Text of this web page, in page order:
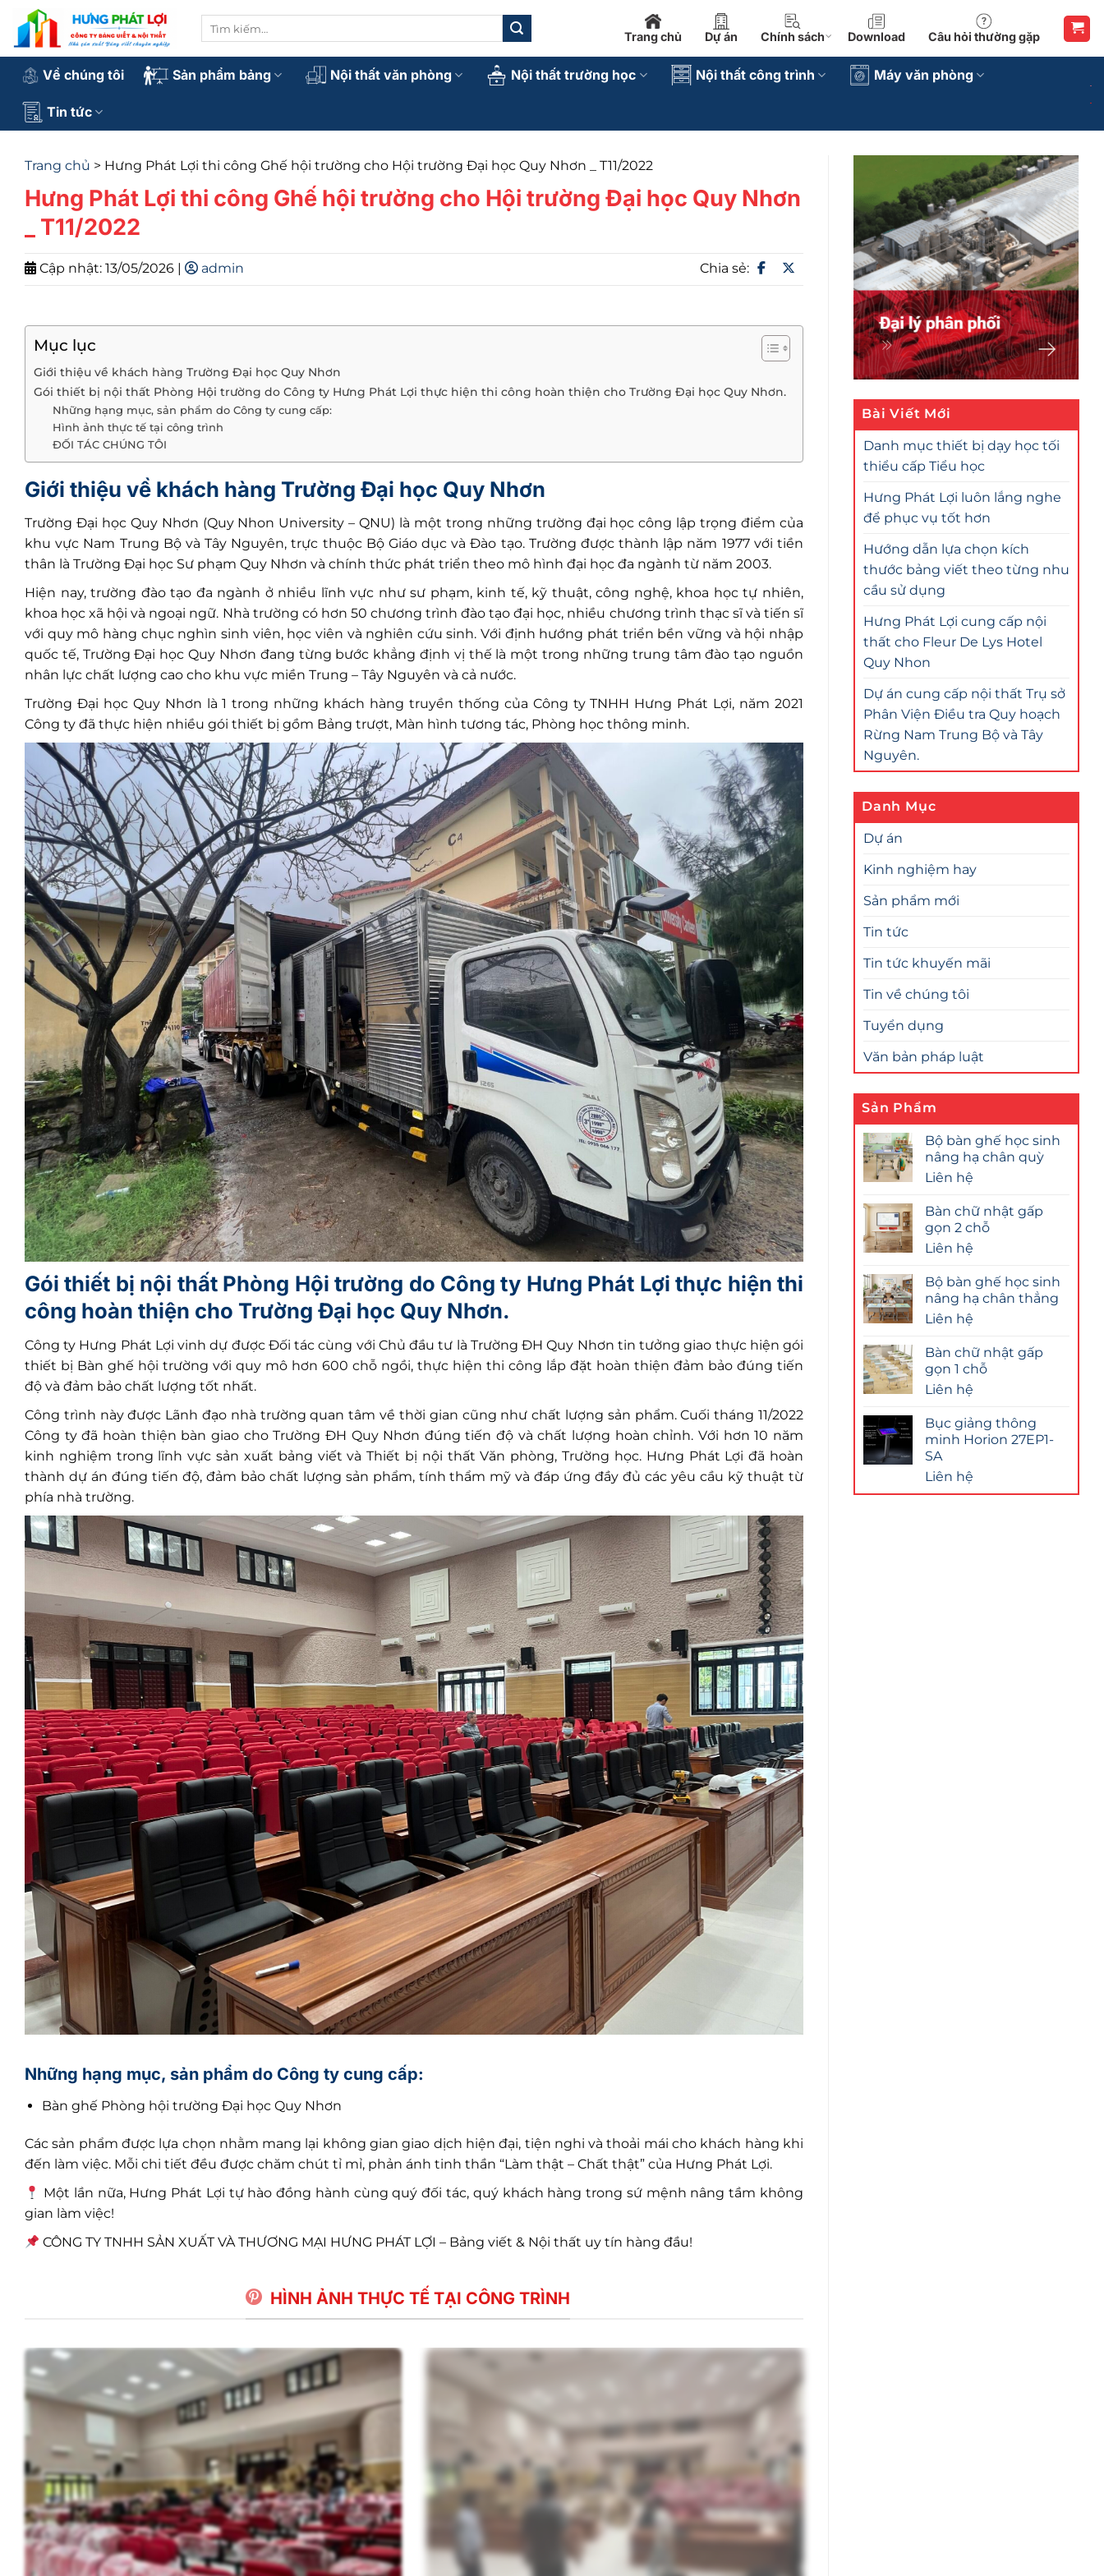
qua
nội
dung
Trang chủ Dự án Chính sách Download Câu hỏi thường gặp
Về chúng tôi Sản phẩm bảng Nội thất văn phòng Nội thất trường học Nội thất công trình Máy văn phòng
Tin tức
Trang chủ > Hưng Phát Lợi thi công Ghế hội trường cho Hội trường Đại học Quy Nhơn _ T11/2022
Hưng Phát Lợi thi công Ghế hội trường cho Hội trường Đại học Quy Nhơn
_ T11/2022
Cập nhật: 13/05/2026 | admin Chia sẻ:
Mục lục
Giới thiệu về khách hàng Trường Đại học Quy Nhơn
Gói thiết bị nội thất Phòng Hội trường do Công ty Hưng Phát Lợi thực hiện thi công hoàn thiện cho Trường Đại học Quy Nhơn.
Những hạng mục, sản phẩm do Công ty cung cấp:
Hình ảnh thực tế tại công trình
ĐỐI TÁC CHÚNG TÔI
Giới thiệu về khách hàng Trường Đại học Quy Nhơn
Trường Đại học Quy Nhơn (Quy Nhon University – QNU) là một trong những trường đại học công lập trọng điểm của
khu vực Nam Trung Bộ và Tây Nguyên, trực thuộc Bộ Giáo dục và Đào tạo. Trường được thành lập năm 1977 với tiền
thân là Trường Đại học Sư phạm Quy Nhơn và chính thức phát triển theo mô hình đại học đa ngành từ năm 2003.
Hiện nay, trường đào tạo đa ngành ở nhiều lĩnh vực như sư phạm, kinh tế, kỹ thuật, công nghệ, khoa học tự nhiên,
khoa học xã hội và ngoại ngữ. Nhà trường có hơn 50 chương trình đào tạo đại học, nhiều chương trình thạc sĩ và tiến sĩ
với quy mô hàng chục nghìn sinh viên, học viên và nghiên cứu sinh. Với định hướng phát triển bền vững và hội nhập
quốc tế, Trường Đại học Quy Nhơn đang từng bước khẳng định vị thế là một trong những trung tâm đào tạo nguồn
nhân lực chất lượng cao cho khu vực miền Trung – Tây Nguyên và cả nước.
Trường Đại học Quy Nhơn
là 1 trong những khách hàng truyền thống của Công ty TNHH Hưng Phát Lợi, năm 2021
Công ty đã thực hiện nhiều gói thiết bị gồm Bảng trượt, Màn hình tương tác, Phòng học thông minh.
Gói thiết bị nội thất Phòng Hội trường do Công ty Hưng Phát Lợi thực hiện thi
công hoàn thiện cho Trường Đại học Quy Nhơn.
Công ty Hưng Phát Lợi vinh dự được Đối tác cùng với Chủ đầu tư là Trường ĐH Quy Nhơn tin tưởng giao thực hiện gói
thiết bị Bàn ghế hội trường với quy mô hơn 600 chỗ ngồi, thực hiện thi công lắp đặt hoàn thiện đảm bảo đúng tiến
độ và đảm bảo chất lượng tốt nhất.
Công trình này được Lãnh đạo nhà trường quan tâm về thời gian cũng như chất lượng sản phẩm. Cuối tháng 11/2022
Công ty đã hoàn thiện bàn giao cho Trường ĐH Quy Nhơn đúng tiến độ và chất lượng hoàn chỉnh. Với hơn 10 năm
kinh nghiệm trong lĩnh vực sản xuất bảng viết và Thiết bị nội thất Văn phòng, Trường học. Hưng Phát Lợi đã hoàn
thành dự án đúng tiến độ, đảm bảo chất lượng sản phẩm, tính thẩm mỹ và đáp ứng đầy đủ các yêu cầu kỹ thuật từ
phía nhà trường.
Những hạng mục, sản phẩm do Công ty cung cấp:
Bàn ghế Phòng hội trường Đại học Quy Nhơn
Các sản phẩm được lựa chọn nhằm mang lại không gian giao dịch hiện đại, tiện nghi và thoải mái cho khách hàng khi
đến làm việc. Mỗi chi tiết đều được chăm chút tỉ mỉ, phản ánh tinh thần “Làm thật – Chất thật” của Hưng Phát Lợi.
Một lần nữa, Hưng Phát Lợi tự hào đồng hành cùng quý đối tác, quý khách hàng trong sứ mệnh nâng tầm không
gian làm việc!
CÔNG TY TNHH SẢN XUẤT VÀ THƯƠNG MẠI HƯNG PHÁT LỢI – Bảng viết & Nội thất uy tín hàng đầu!
HÌNH ẢNH THỰC TẾ TẠI CÔNG TRÌNH
Bài Viết Mới
Danh mục thiết bị dạy học tối
thiểu cấp Tiểu học
Hưng Phát Lợi luôn lắng nghe
để phục vụ tốt hơn
Hướng dẫn lựa chọn kích
thước bảng viết theo từng nhu
cầu sử dụng
Hưng Phát Lợi cung cấp nội
thất cho Fleur De Lys Hotel
Quy Nhon
Dự án cung cấp nội thất Trụ sở
Phân Viện Điều tra Quy hoạch
Rừng Nam Trung Bộ và Tây
Nguyên.
Danh Mục
Dự án
Kinh nghiệm hay
Sản phẩm mới
Tin tức
Tin tức khuyến mãi
Tin về chúng tôi
Tuyển dụng
Văn bản pháp luật
Sản Phẩm
Bộ bàn ghế học sinh
nâng hạ chân quỳ
Liên hệ
Bàn chữ nhật gấp
gọn 2 chỗ
Liên hệ
Bộ bàn ghế học sinh
nâng hạ chân thẳng
Liên hệ
Bàn chữ nhật gấp
gọn 1 chỗ
Liên hệ
Bục giảng thông
minh Horion 27EP1-
SA
Liên hệ